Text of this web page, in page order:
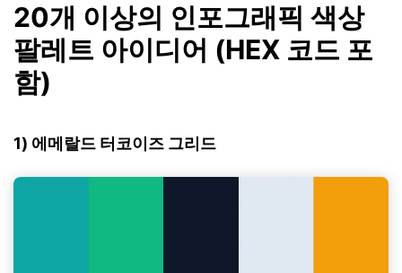
20개 이상의 인포그래픽 색상
팔레트 아이디어 (HEX 코드 포
함)
1) 에메랄드 터코이즈 그리드